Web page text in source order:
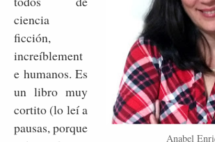
Anabel
ciencia
ficción,
increíblement
e humanos. Es
un libro muy
cortito (lo leí a
pausas, porque